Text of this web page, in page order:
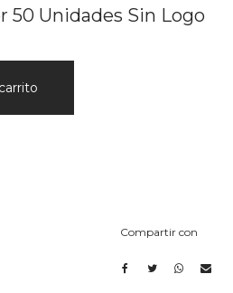
50 Unidades Sin Logo
Compartir con